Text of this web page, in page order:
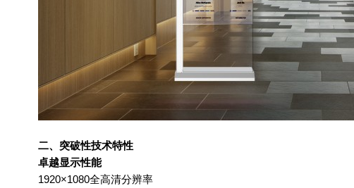
二、突破性技术特性
卓越显示性能
1920×1080全高清分辨率